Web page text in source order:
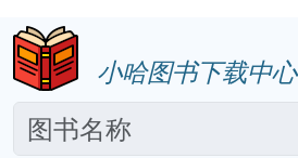
小哈图书下载中心